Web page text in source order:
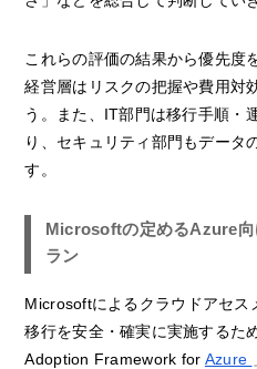
これらの評価の結果から優先度
経営層はリスクの把握や費用対
う。また、IT部門は移行手順・
り、セキュリティ部門もデータ
す。
Microsoftの定めるAzure
ラン
Microsoftによるクラウドアセス
移行を安全・確実に実施するた
Adoption Framework for Azure